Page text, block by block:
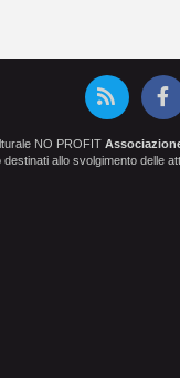
NO PROFIT
allo svolgimento